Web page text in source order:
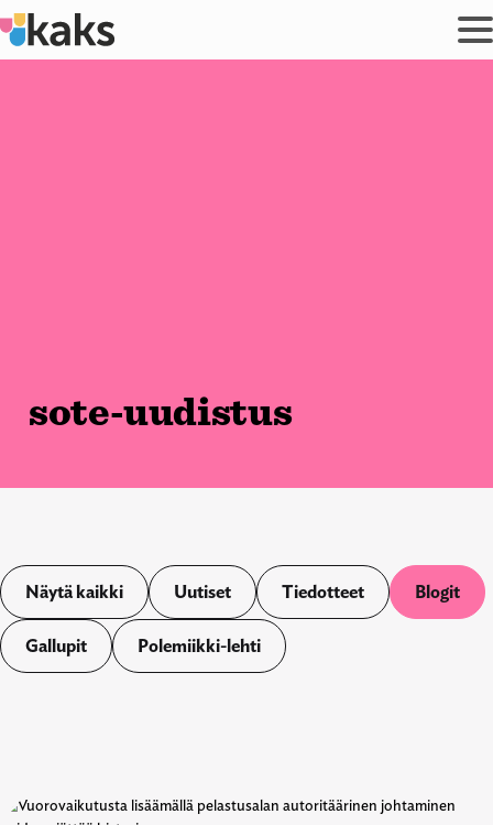
Siirry
sisältöön
sote-uudistus
Näytä kaikki Uutiset Tiedotteet Blogit
Gallupit Polemiikki-lehti